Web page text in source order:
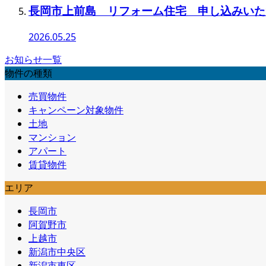
長岡市上前島 リフォーム住宅 申し込みいた
2026.05.25
お知らせ一覧
物件の種類
売買物件
キャンペーン対象物件
土地
マンション
アパート
賃貸物件
エリア
長岡市
阿賀野市
上越市
新潟市中央区